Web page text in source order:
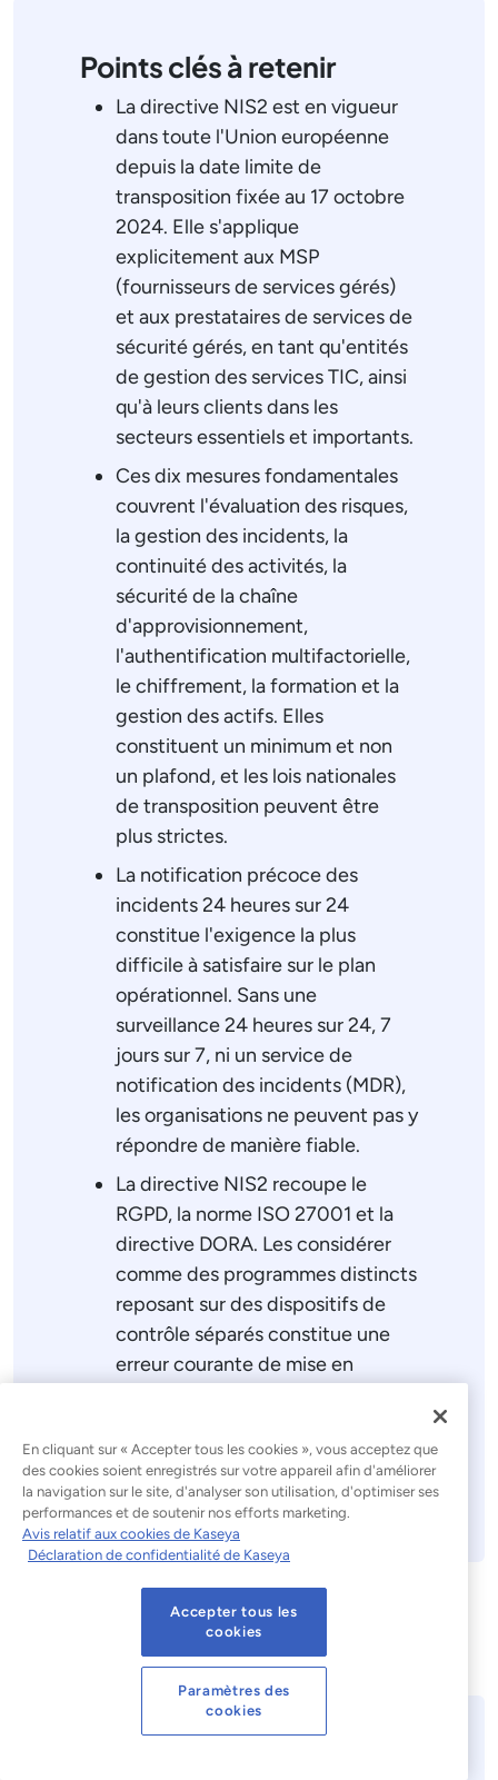
Points clés à retenir
La directive NIS2 est en vigueur
dans toute l'Union européenne
depuis la date limite de
transposition fixée au 17 octobre
2024. Elle s'applique
explicitement aux MSP
(fournisseurs de services gérés)
et aux prestataires de services de
sécurité gérés, en tant qu'entités
de gestion des services TIC, ainsi
qu'à leurs clients dans les
secteurs essentiels et importants.
Ces dix mesures fondamentales
couvrent l'évaluation des risques,
la gestion des incidents, la
continuité des activités, la
sécurité de la chaîne
d'approvisionnement,
l'authentification multifactorielle,
le chiffrement, la formation et la
gestion des actifs. Elles
constituent un minimum et non
un plafond, et les lois nationales
de transposition peuvent être
plus strictes.
La notification précoce des
incidents 24 heures sur 24
constitue l'exigence la plus
difficile à satisfaire sur le plan
opérationnel. Sans une
surveillance 24 heures sur 24, 7
jours sur 7, ni un service de
notification des incidents (MDR),
les organisations ne peuvent pas y
répondre de manière fiable.
La directive NIS2 recoupe le
RGPD, la norme ISO 27001 et la
directive DORA. Les considérer
comme des programmes distincts
reposant sur des dispositifs de
contrôle séparés constitue une
erreur courante de mise en
l'ensemble des cadres
réglementaires concernés.
En cliquant sur « Accepter tous les cookies », vous acceptez que
des cookies soient enregistrés sur votre appareil afin d'améliorer
la navigation sur le site, d'analyser son utilisation, d'optimiser ses
performances et de soutenir nos efforts marketing.
Avis relatif aux cookies de Kaseya
Déclaration de confidentialité de Kaseya
Accepter tous les
cookies
Paramètres des
cookies